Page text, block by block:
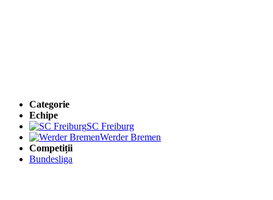
Categorie
Echipe
SC Freiburg
Werder Bremen
Competiții
Bundesliga